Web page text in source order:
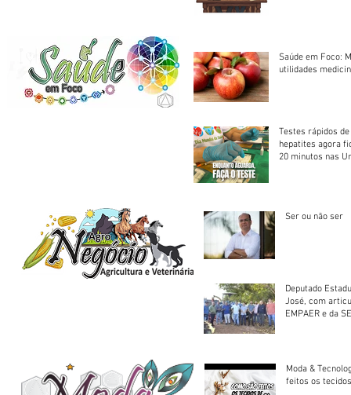
Saúde em Foco:
utilidades
Testes rápidos
hepatites agora
20 minutos nas
Ser ou não ser
Deputado
José, com
EMPAER e da
Moda &
feitos os